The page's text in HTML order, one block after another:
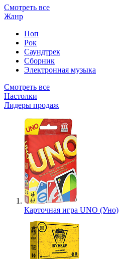
Смотреть все
Жанр
Поп
Рок
Саундтрек
Сборник
Электронная музыка
Смотреть все
Настолки
Лидеры продаж
Карточная игра UNO (Уно)